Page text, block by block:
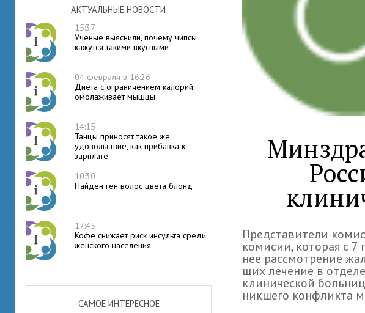
АКТУАЛЬНЫЕ НОВОСТИ
15:37
Ученые выяснили, почему чипсы
кажутся такими вкусными
04 февраля в 16:26
Диета с ограничением калорий
омолаживает мышцы
14:15
Танцы приносят такое же
удовольствие, как прибавка к
зарплате
10:30
Найден ген волос цвета блонд
17:45
Кофе снижает риск инсульта среди
женского населения
САМОЕ ИНТЕРЕСНОЕ
Представители
комисии, которая с 7
нее рас­смот­ре­ние
щих лече­ние в
кли­ни­че­ской
ник­шего кон­фликта